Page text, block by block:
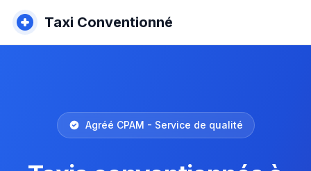
Taxi Conventionné
Agréé CPAM - Service de qualité